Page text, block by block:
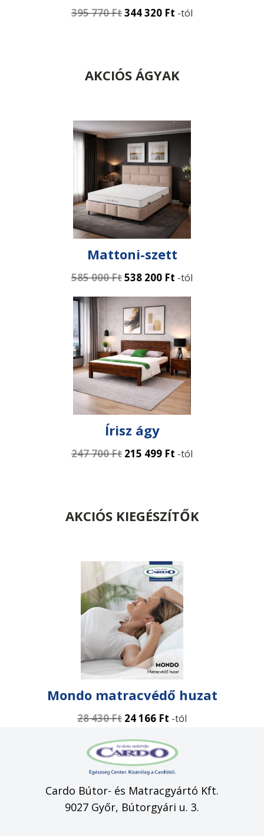
395 770Ft344 320 Ft -tól
AKCIÓS ÁGYAK
Mattoni-szett
585 000Ft538 200 Ft -tól
Írisz ágy
247 700Ft 215 499 Ft -tól
AKCIÓS KIEGÉSZÍTŐK
Mondo matracvédő huzat
28 430Ft 24 166 Ft -tól
Cardo Bútor- és Matracgyártó Kft.
9027 Győr, Bútorgyári u. 3.